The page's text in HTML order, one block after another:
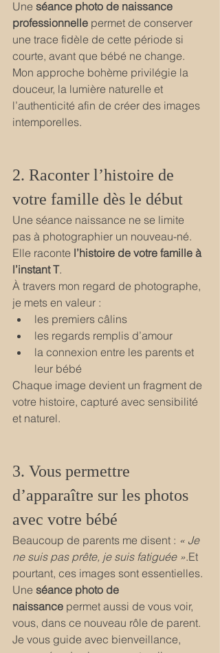
Une séance photo de naissance
professionnelle permet de conserver
une trace fidèle de cette période si
courte, avant que bébé ne change.
Mon approche bohème privilégie la
douceur, la lumière naturelle et
l’authenticité afin de créer des images
intemporelles.
2. Raconter l’histoire de
votre famille dès le début
Une séance naissance ne se limite
pas à photographier un nouveau-né.
Elle raconte l’histoire de votre famille à
l’instant T.
À travers mon regard de photographe,
je mets en valeur :
les premiers câlins
les regards remplis d’amour
la connexion entre les parents et
leur bébé
Chaque image devient un fragment de
votre histoire, capturé avec sensibilité
et naturel.
3. Vous permettre
d’apparaître sur les photos
avec votre bébé
Beaucoup de parents me disent : « Je
ne suis pas prête, je suis fatiguée ».Et
pourtant, ces images sont essentielles.
Une séance photo de
naissance permet aussi de vous voir,
vous, dans ce nouveau rôle de parent.
Je vous guide avec bienveillance,